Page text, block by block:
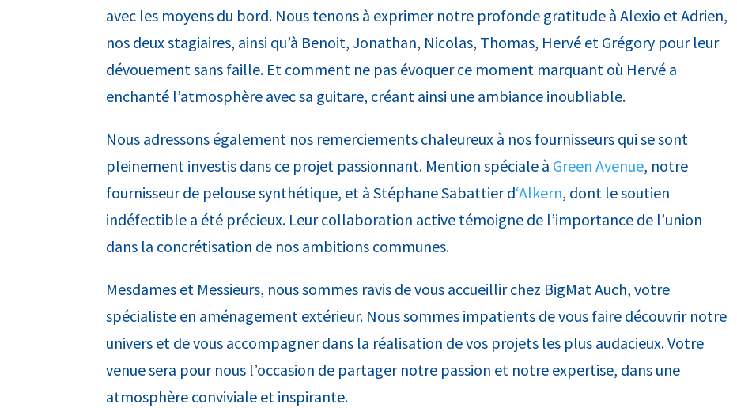
avec les moyens du bord. Nous tenons à exprimer notre profonde gratitude à Alexio et Adrien,
nos deux stagiaires, ainsi qu’à Benoit, Jonathan, Nicolas, Thomas, Hervé et Grégory pour leur
dévouement sans faille. Et comment ne pas évoquer ce moment marquant où Hervé a
enchanté l’atmosphère avec sa guitare, créant ainsi une ambiance inoubliable.
Nous adressons également nos remerciements chaleureux à nos fournisseurs qui se sont
pleinement investis dans ce projet passionnant. Mention spéciale à Green Avenue, notre
fournisseur de pelouse synthétique, et à Stéphane Sabattier d‘Alkern, dont le soutien
indéfectible a été précieux. Leur collaboration active témoigne de l’importance de l’union
dans la concrétisation de nos ambitions communes.
Mesdames et Messieurs, nous sommes ravis de vous accueillir chez BigMat Auch, votre
spécialiste en aménagement extérieur. Nous sommes impatients de vous faire découvrir notre
univers et de vous accompagner dans la réalisation de vos projets les plus audacieux. Votre
venue sera pour nous l’occasion de partager notre passion et notre expertise, dans une
atmosphère conviviale et inspirante.